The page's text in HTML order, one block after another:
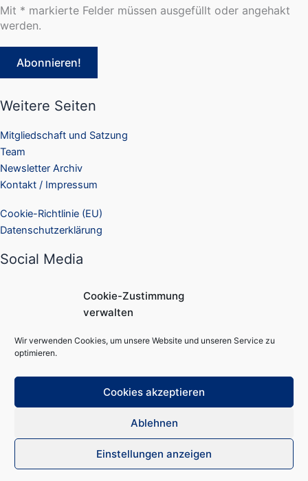
Cookie-Zustimmung
verwalten
Wir verwenden Cookies, um unsere Website und unseren Service zu
optimieren.
Cookies akzeptieren
Ablehnen
Einstellungen anzeigen
Mit * markierte Felder müssen ausgefüllt oder angehakt
werden.
Weitere Seiten
Mitgliedschaft und Satzung
Team
Newsletter Archiv
Kontakt / Impressum
Cookie-Richtlinie (EU)
Datenschutzerklärung
Social Media
Copyright © 2026 QQTec